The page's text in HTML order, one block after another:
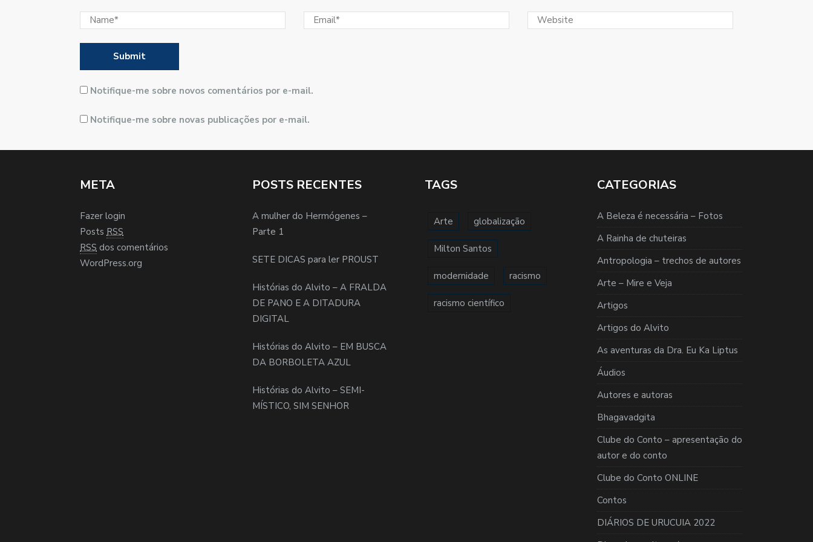
Notifique-me sobre novos comentários por e-mail.
Notifique-me sobre novas publicações por e-mail.
META
Fazer login
Posts RSS
RSS dos comentários
WordPress.org
POSTS RECENTES
A mulher do Hermógenes –
Parte 1
SETE DICAS para ler PROUST
Histórias do Alvito – A FRALDA
DE PANO E A DITADURA
DIGITAL
Histórias do Alvito – EM BUSCA
DA BORBOLETA AZUL
Histórias do Alvito – SEMI-
MÍSTICO, SIM SENHOR
TAGS
Arte globalização
Milton Santos
modernidade racismo
racismo científico
CATEGORIAS
A Beleza é necessária – Fotos
A Rainha de chuteiras
Antropologia – trechos de autores
Arte – Mire e Veja
Artigos
Artigos do Alvito
As aventuras da Dra. Eu Ka Liptus
Áudios
Autores e autoras
Bhagavadgita
Clube do Conto – apresentação do
autor e do conto
Clube do Conto ONLINE
Contos
DIÁRIOS DE URUCUIA 2022